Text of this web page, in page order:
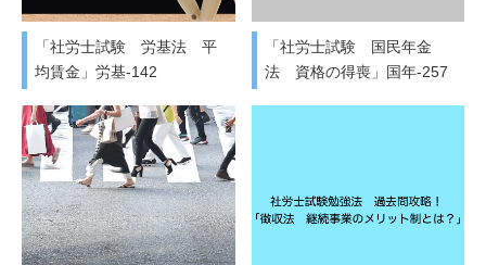
「社労士試験 労基法 平
均賃金」労基-142
「社労士試験 国民年金
法 資格の得喪」国年-257